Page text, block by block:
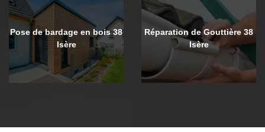
Pose de bardage en bois 38
Isère
Réparation de Gouttière 38
Isère